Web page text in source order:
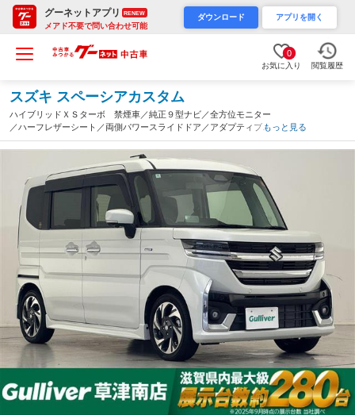
グーネットアプリ RENEW
メアド不要で問い合わせ可能
ダウンロード アプリを開く
0
お気に入り 閲覧履歴
スズキ スペーシアカスタム
ハイブリッドＸＳターボ 禁煙車／純正９型ナビ／全方位モニター
／ハーフレザーシート／両側パワースライドドア／アダプティブク
ルーズコントロール／ＬＥＤライト／オートハイビーム／シートヒ
ーター／ステアリングヒーター／ドラレコ（滋賀県）
もっと見る